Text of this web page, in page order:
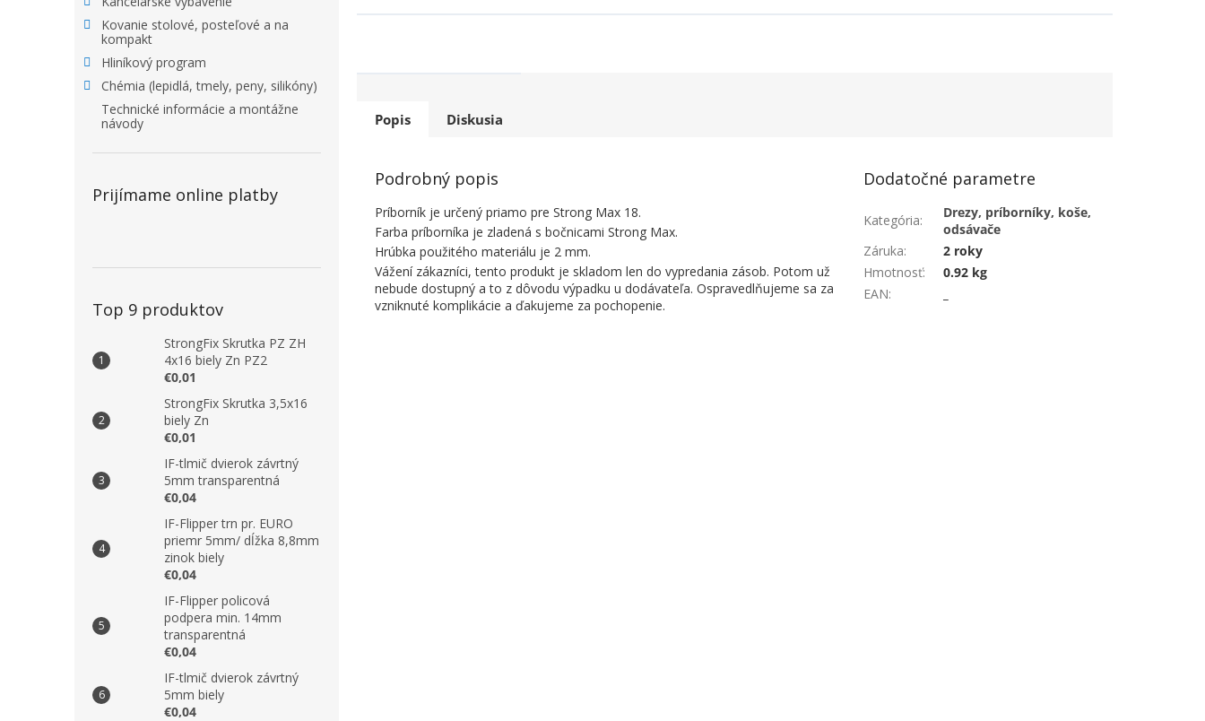
Kovanie stolové, posteľové a na
kompakt
Hliníkový program
Chémia (lepidlá, tmely, peny, silikóny)
Technické informácie a montážne
návody
Prijímame online platby
Top 9 produktov
StrongFix Skrutka PZ ZH
4x16 biely Zn PZ2
€0,01
StrongFix Skrutka 3,5x16
biely Zn
€0,01
IF-tlmič dvierok závrtný
5mm transparentná
€0,04
IF-Flipper trn pr. EURO
priemr 5mm/ dĺžka 8,8mm
zinok biely
€0,04
IF-Flipper policová
podpera min. 14mm
transparentná
€0,04
IF-tlmič dvierok závrtný
5mm biely
€0,04
Popis Diskusia
Podrobný popis
Príborník je určený priamo pre Strong Max 18.
Farba príborníka je zladená s bočnicami Strong Max.
Hrúbka použitého materiálu je 2 mm.
Vážení zákazníci, tento produkt je skladom len do vypredania zásob. Potom už
nebude dostupný a to z dôvodu výpadku u dodávateľa. Ospravedlňujeme sa za
vzniknuté komplikácie a ďakujeme za pochopenie.
Dodatočné parametre
Kategória:
Drezy, príborníky, koše,
odsávače
Záruka:
2 roky
Hmotnosť:
0.92 kg
EAN: